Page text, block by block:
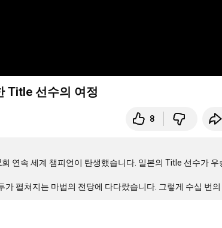
Title 선수의 여정
8
연속 세계 챔피언이 탄생했습니다. 일본의 Title 선수가 우
펼쳐지는 마법의 전당에 다다랐습니다. 그렇게 수십 번